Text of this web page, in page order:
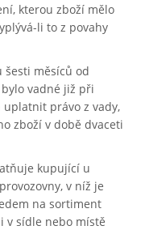
kterou zboží mělo
li to z povahy
šesti měsíců od
vadné již při
právo z vady,
zboží v době dvaceti
kupující u
v níž je
na sortiment
v sídle nebo místě